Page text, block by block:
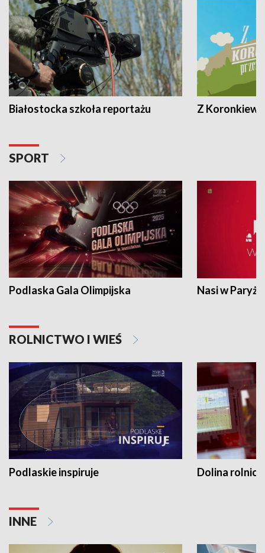
Białostocka szkoła reportażu Z
SPORT
Podlaska Gala Olimpijska Nasi w Paryżu
ROLNICTWO I WIEŚ
Podlaskie inspiruje Dolina
INNE